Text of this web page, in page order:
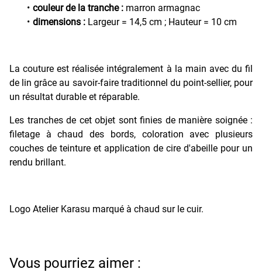
couleur de la tranche : marron armagnac
dimensions : Largeur = 14,5 cm ; Hauteur = 10 cm
La couture est réalisée intégralement à la main avec du fil
de lin grâce au savoir-faire traditionnel du point-sellier, pour
un résultat durable et réparable.
Les tranches de cet objet sont finies de manière soignée :
filetage à chaud des bords, coloration avec plusieurs
couches de teinture et application de cire d'abeille pour un
rendu brillant.
Logo Atelier Karasu marqué à chaud sur le cuir.
Vous pourriez aimer :